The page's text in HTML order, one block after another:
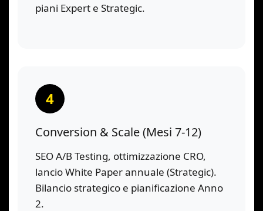
piani Expert e Strategic.
4
Conversion & Scale (Mesi 7-12)
SEO A/B Testing, ottimizzazione CRO,
lancio White Paper annuale (Strategic).
Bilancio strategico e pianificazione Anno
2.